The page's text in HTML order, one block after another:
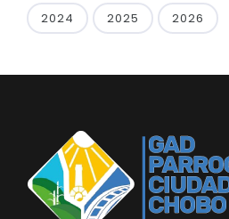
2024 2025 2026